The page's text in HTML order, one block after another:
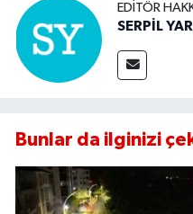
EDITÖR
SERPİL
Bunlar da ilginizi